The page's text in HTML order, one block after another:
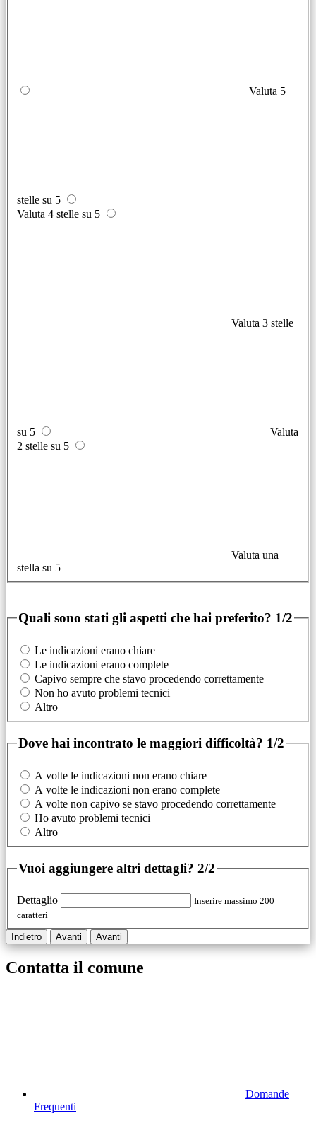
Valuta 5
stelle su 5
Valuta 4 stelle su 5
Valuta 3 stelle
su 5
Valuta
2 stelle su 5
Valuta una
stella su 5
Quali sono stati gli aspetti che hai preferito? 1/2
Le indicazioni erano chiare
Le indicazioni erano complete
Capivo sempre che stavo procedendo correttamente
Non ho avuto problemi tecnici
Altro
Dove hai incontrato le maggiori difficoltà? 1/2
A volte le indicazioni non erano chiare
A volte le indicazioni non erano complete
A volte non capivo se stavo procedendo correttamente
Ho avuto problemi tecnici
Altro
Vuoi aggiungere altri dettagli? 2/2
Dettaglio
Inserire massimo 200
caratteri
Indietro Avanti Avanti
Contatta il comune
Domande
Frequenti